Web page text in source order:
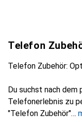
Telefon
Telefon Zubehör:
Du suchst nach dem
Telefonerlebnis zu
"Telefon Zubehör"